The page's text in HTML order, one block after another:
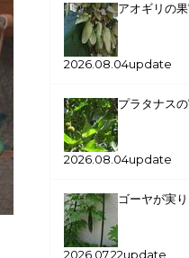
アオギリの
2026.08.04update
プラタナス
2026.08.04update
ゴーヤが実
2026.07.22update